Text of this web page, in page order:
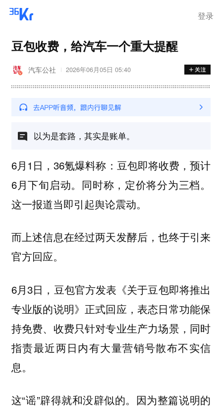
登录
豆包收费，给汽车一个重大提醒
汽车公社 2026年06月05日 05:40
以为是套路，其实是账单。
6月1日，36氪爆料称：豆包即将收费，预计
6月下旬启动。同时称，定价将分为三档。
这一报道当即引起舆论震动。
而上述信息在经过两天发酵后，也终于引来
官方回应。
6月3日，豆包官方发表《关于豆包即将推出
专业版的说明》正式回应，表态日常功能保
持免费、收费只针对专业生产力场景，同时
指责最近两日内有大量营销号散布不实信
息。
这“谣”辟得就和没辟似的。因为整篇说明的